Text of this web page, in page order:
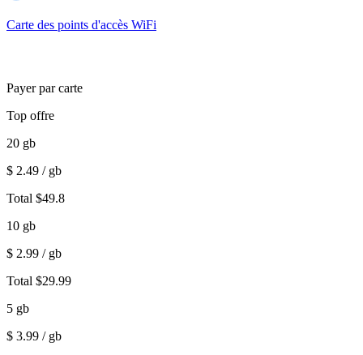
Carte des points d'accès WiFi
Payer par carte
Top offre
20 gb
$ 2.49 / gb
Total $49.8
10 gb
$ 2.99 / gb
Total $29.99
5 gb
$ 3.99 / gb